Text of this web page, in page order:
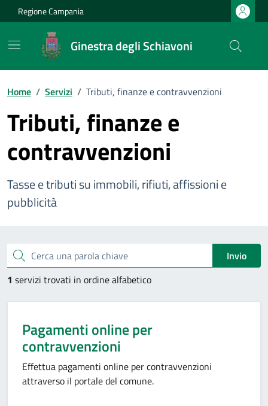
Vai ai contenuti
Vai al footer
Regione Campania
Ginestra degli Schiavoni
Home / Servizi / Tributi, finanze e contravvenzioni
Tributi, finanze e
contravvenzioni
Tasse e tributi su immobili, rifiuti, affissioni e
pubblicità
Cerca una parola chiave
Invio
1 servizi trovati in ordine alfabetico
Pagamenti online per
contravvenzioni
Effettua pagamenti online per contravvenzioni
attraverso il portale del comune.